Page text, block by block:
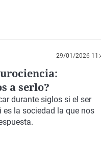
29/01/2026
a serlo?
durante siglos si el ser
la sociedad la que nos